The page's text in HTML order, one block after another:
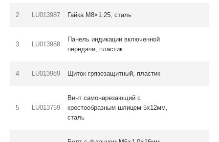
2 LU013987 Гайка M8×1.25, сталь
3 LU013988
Панель индикации включенной
передачи, пластик
4 LU013989 Щиток грязезащитный, пластик
5 LU013759
Винт самонарезающий с
крестообразным шлицем 5х12мм,
сталь